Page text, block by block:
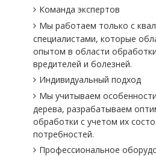
Команда экспертов
Мы работаем только с
специалистами, которые
опытом в области
вредителей и болезней.
Индивидуальный подход
Мы учитываем
дерева, разрабатываем
обработки с учетом их
потребностей.
Профессиональное